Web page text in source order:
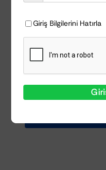
Koch Chemie H9.02
1Litre
₺2.807,71 Stokta
Giriş Bilgilerini Hatırla